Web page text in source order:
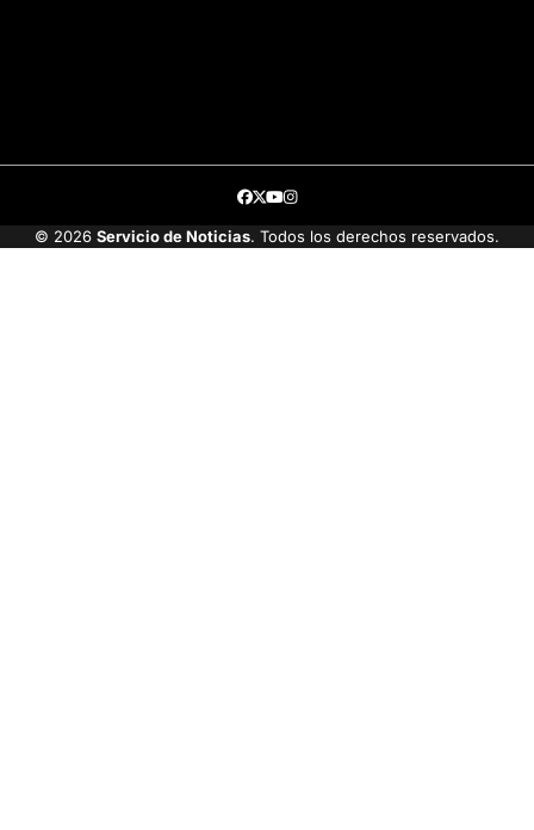
Facebook
TwitterYoutube
Instagram
© 2026 Servicio de Noticias. Todos los derechos reservados.